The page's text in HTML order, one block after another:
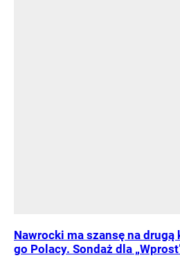
Nawrocki ma szansę na drugą
go Polacy. Sondaż dla